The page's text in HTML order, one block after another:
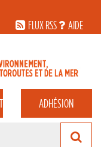
FLUX RSS
AIDE
ADHÉSION